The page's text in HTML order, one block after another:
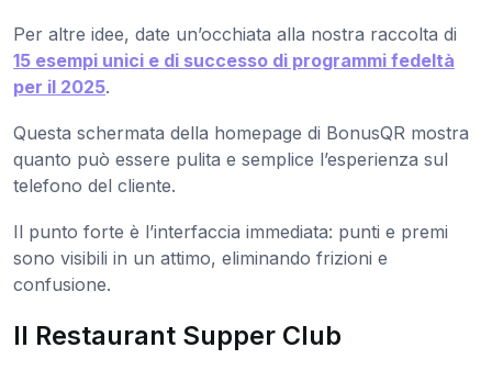
Per altre idee, date un’occhiata alla nostra raccolta di
15 esempi unici e di successo di programmi fedeltà
per il 2025.
Questa schermata della homepage di BonusQR mostra
quanto può essere pulita e semplice l’esperienza sul
telefono del cliente.
Il punto forte è l’interfaccia immediata: punti e premi
sono visibili in un attimo, eliminando frizioni e
confusione.
Il Restaurant Supper Club